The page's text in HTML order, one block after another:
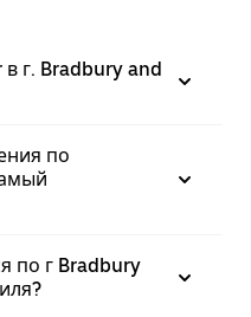
в г. Bradbury and
по
по г Bradbury